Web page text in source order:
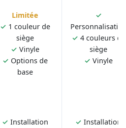
Limitée
✓ 1 couleur de
siège
✓ Vinyle
✓ Options de
base
✓
✓ 4 couleurs de
siège
✓ Vinyle
✓ Installation
✓ Installation